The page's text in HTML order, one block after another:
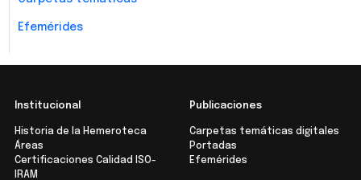
Efemérides
Institucional
Historia de la Hemeroteca
Áreas
Certificaciones Calidad ISO-
IRAM
Publicaciones
Carpetas temáticas digitales
Portadas
Efemérides